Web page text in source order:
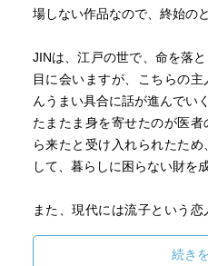
場しない作品なので、終始の
JINは、江戸の世で、命を落
目に会いますが、こちらの
んうまい具合に話が進んでい
たまたま身を寄せたのが医
ら来たと受け入れられたた
して、暮らしに困らない財を
また、現代には流子という
など、江戸ライフを存分に満
続き